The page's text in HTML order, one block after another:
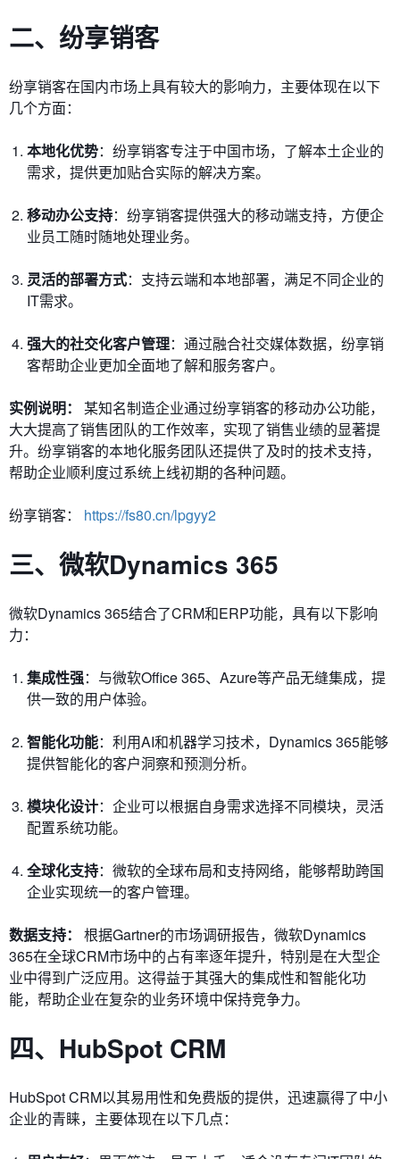
二、纷享销客
纷享销客在国内市场上具有较大的影响力，主要体现在以下
几个方面：
本地化优势：纷享销客专注于中国市场，了解本土企业的
需求，提供更加贴合实际的解决方案。
移动办公支持：纷享销客提供强大的移动端支持，方便企
业员工随时随地处理业务。
灵活的部署方式：支持云端和本地部署，满足不同企业的
IT需求。
强大的社交化客户管理：通过融合社交媒体数据，纷享销
客帮助企业更加全面地了解和服务客户。
实例说明：
某知名制造企业通过纷享销客的移动办公功能，
大大提高了销售团队的工作效率，实现了销售业绩的显著提
升。纷享销客的本地化服务团队还提供了及时的技术支持，
帮助企业顺利度过系统上线初期的各种问题。
纷享销客： https://fs80.cn/lpgyy2
三、微软Dynamics 365
微软Dynamics 365结合了CRM和ERP功能，具有以下影响
力：
集成性强：与微软Office 365、Azure等产品无缝集成，提
供一致的用户体验。
智能化功能：利用AI和机器学习技术，Dynamics 365能够
提供智能化的客户洞察和预测分析。
模块化设计：企业可以根据自身需求选择不同模块，灵活
配置系统功能。
全球化支持：微软的全球布局和支持网络，能够帮助跨国
企业实现统一的客户管理。
数据支持：
根据Gartner的市场调研报告，微软Dynamics
365在全球CRM市场中的占有率逐年提升，特别是在大型企
业中得到广泛应用。这得益于其强大的集成性和智能化功
能，帮助企业在复杂的业务环境中保持竞争力。
四、HubSpot CRM
HubSpot CRM以其易用性和免费版的提供，迅速赢得了中小
企业的青睐，主要体现在以下几点：